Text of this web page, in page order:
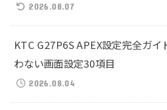
2026.08.07
KTC G27P6S APEX設定完全ガイ
わない画面設定30項目
2026.08.04